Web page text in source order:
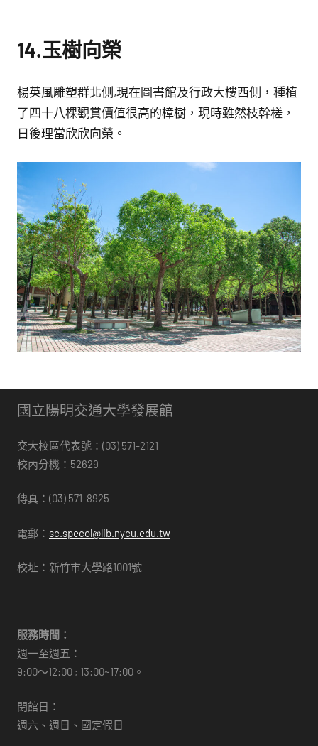
14.玉樹向榮
楊英風雕塑群北側,現在圖書館及行政大樓西側，種植
了四十八棵觀賞價值很高的樟樹，現時雖然枝幹槎，
日後理當欣欣向榮。
國立陽明交通大學發展館
交大校區代表號：(03) 571-2121
校內分機：52629
傳真：(03) 571-8925
電郵： sc.specol@lib.nycu.edu.tw
校址：新竹市大學路1001號
服務時間：
週一至週五：
9:00～12:00 ; 13:00~17:00。
閉館日：
週六、週日、國定假日